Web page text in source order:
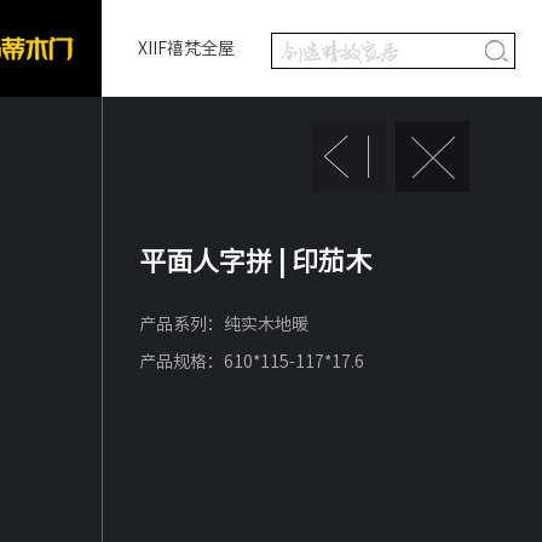
XIIF禧梵全屋
平面人字拼 | 印茄木
产品系列：纯实木地暖
产品规格：610*115-117*17.6